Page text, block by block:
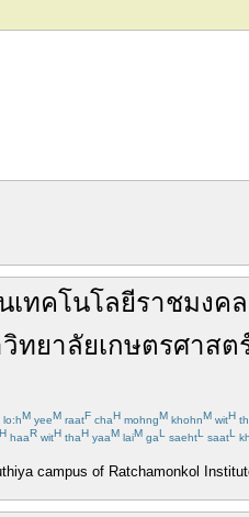
เทคโนโลยีราชมงคล
ทยาลัยเกษตรศาสต
lo:hM yeeM raatF chaH mohngM khohnM witH
H haaR witH thaH yaaM laiM gaL saehtL saatL
campus of Ratchamonkol